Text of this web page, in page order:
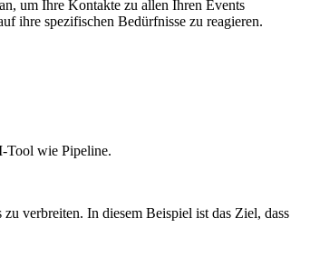
um Ihre Kontakte zu allen Ihren Events
ihre spezifischen Bedürfnisse zu reagieren.
Tool wie Pipeline.
verbreiten. In diesem Beispiel ist das Ziel, dass